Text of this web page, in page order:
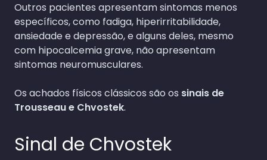
Outros pacientes apresentam sintomas menos
específicos, como fadiga, hiperirritabilidade,
ansiedade e depressão, e alguns deles, mesmo
com hipocalcemia grave, não apresentam
sintomas neuromusculares.
Os achados físicos clássicos são os sinais de
Trousseau e Chvostek.
Sinal de Chvostek